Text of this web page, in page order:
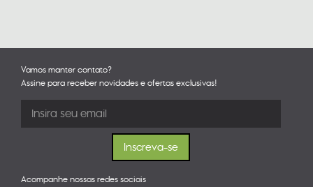
Vamos manter contato?
Assine para receber novidades e ofertas exclusivas!
Acompanhe nossas redes sociais